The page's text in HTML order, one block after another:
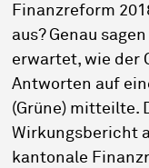
Finanzreform
aus? Genau
erwartet, wie der
Antworten auf
(Grüne) mitteilte.
Wirkungsbericht
kantonale